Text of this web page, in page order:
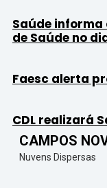
Saúde
de Saúde no
Faesc alerta
CDL realizará
CAMPOS
Nuvens Dispersas